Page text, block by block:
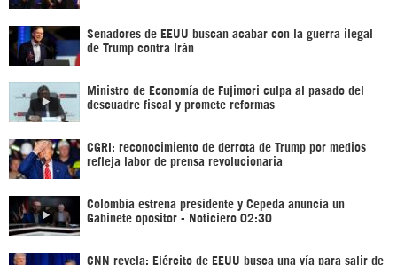
Senadores de EEUU buscan acabar con la guerra ilegal
de Trump contra Irán
Ministro de Economía de Fujimori culpa al pasado del
descuadre fiscal y promete reformas
CGRI: reconocimiento de derrota de Trump por medios
refleja labor de prensa revolucionaria
Colombia estrena presidente y Cepeda anuncia un
Gabinete opositor - Noticiero 02:30
CNN revela: Ejército de EEUU busca una vía para salir de